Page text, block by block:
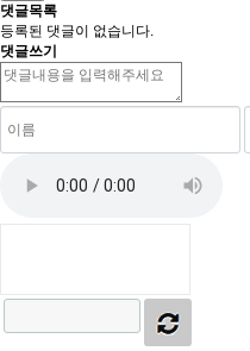
댓글목록
등록된 댓글이 없습니다.
댓글쓰기